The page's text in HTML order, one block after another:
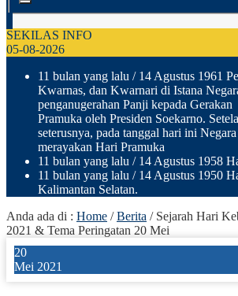
SEKILAS INFO
05-08-2026
11 bulan yang lalu / 14 Agustus 1961
Kwarnas, dan Kwarnari di Istana
penganugerahan Panji kepada Gerakan
Pramuka oleh Presiden Soekarno.
seterusnya, pada tanggal hari ini
merayakan Hari Pramuka
11 bulan yang lalu / 14 Agustus 1958
11 bulan yang lalu / 14 Agustus 1950
Kalimantan Selatan.
Anda ada di : Home /Berita / Sejarah Hari
2021 & Tema Peringatan 20 Mei
20
Mei 2021